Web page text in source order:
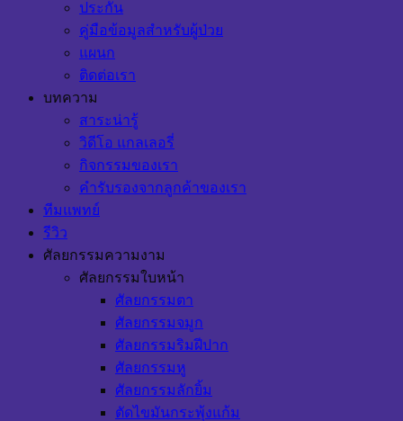
ประกัน
คู่มือข้อมูลสำหรับผู้ป่วย
แผนก
ติดต่อเรา
บทความ
สาระน่ารู้
วิดีโอ แกลเลอรี่
กิจกรรมของเรา
คำรับรองจากลูกค้าของเรา
ทีมแพทย์
รีวิว
ศัลยกรรมความงาม
ศัลยกรรมใบหน้า
ศัลยกรรมตา
ศัลยกรรมจมูก
ศัลยกรรมริมฝีปาก
ศัลยกรรมหู
ศัลยกรรมลักยิ้ม
ตัดไขมันกระพุ้งแก้ม